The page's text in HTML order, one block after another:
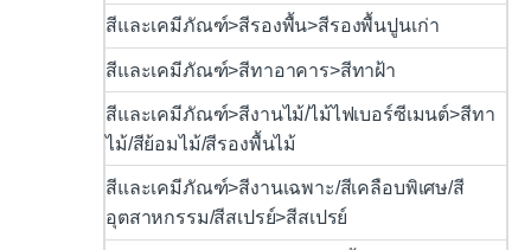
สีและเคมีภัณฑ์>สีรองพื้น>สีรองพื้นปูนเก่า
สีและเคมีภัณฑ์>สีทาอาคาร>สีทาฝ้า
สีและเคมีภัณฑ์>สีงานไม้/ไม้ไฟเบอร์ซีเมนต์>สีทา
ไม้/สีย้อมไม้/สีรองพื้นไม้
สีและเคมีภัณฑ์>สีงานเฉพาะ/สีเคลือบพิเศษ/สี
อุตสาหกรรม/สีสเปรย์>สีสเปรย์